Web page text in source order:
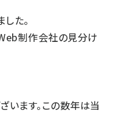
た。
制作会社の見分け
います。この数年は当